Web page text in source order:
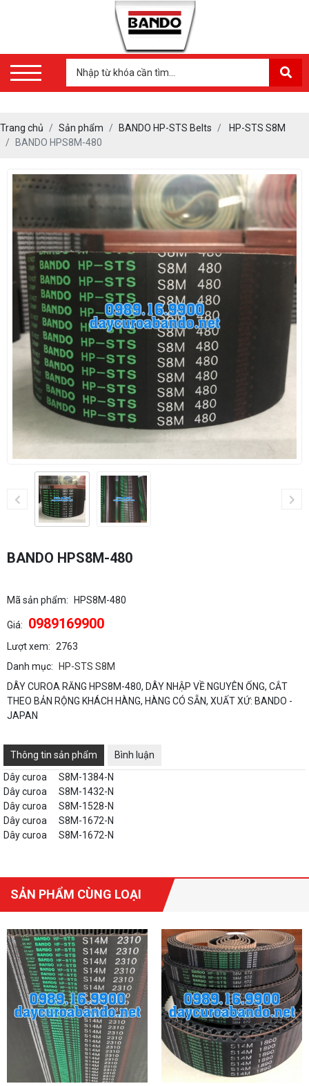
Trang chủ Sản phẩm BANDO HP-STS Belts
HP-STS S8M
BANDO HPS8M-480
BANDO HPS8M-480
Mã sản phẩm: HPS8M-480
Giá: 0989169900
Lượt xem: 2763
Danh mục:
HP-STS S8M
DÂY CUROA RĂNG HPS8M-480, DÂY NHẬP VỀ NGUYÊN ỐNG, CẮT
THEO BẢN RỘNG KHÁCH HÀNG, HÀNG CÓ SẴN, XUẤT XỨ: BANDO -
JAPAN
Thông tin sản phẩm
Bình luận
Dây curoa
S8M-1384-N
Dây curoa
S8M-1432-N
Dây curoa
S8M-1528-N
Dây curoa
S8M-1672-N
Dây curoa
S8M-1672-N
SẢN PHẨM CÙNG LOẠI